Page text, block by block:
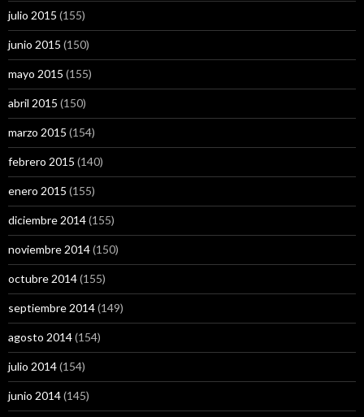
julio 2015 (155)
junio 2015 (150)
mayo 2015 (155)
abril 2015 (150)
marzo 2015 (154)
febrero 2015 (140)
enero 2015 (155)
diciembre 2014(155)
noviembre 2014(150)
octubre 2014(155)
septiembre 2014(149)
agosto 2014(154)
julio 2014(154)
junio 2014(145)